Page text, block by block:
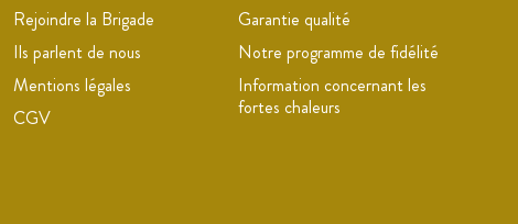
Rejoindre la Brigade
Ils parlent de nous
Mentions légales
CGV
Garantie qualité
Notre programme de fidélité
Information concernant les
fortes chaleurs